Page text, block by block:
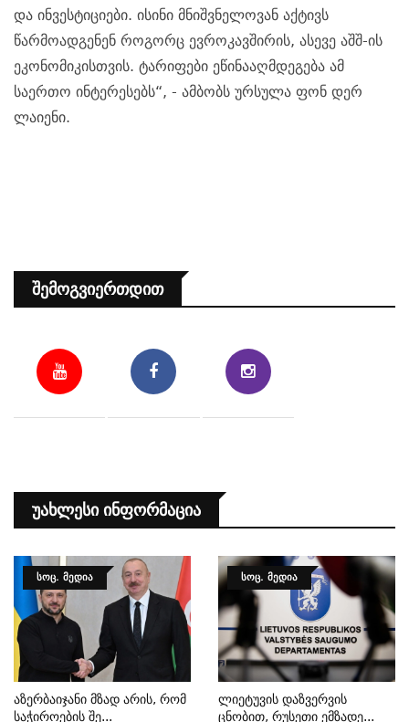
და ინვესტიციები. ისინი მნიშვნელოვან აქტივს
წარმოადგენენ როგორც ევროკავშირის, ასევე აშშ-ის
ეკონომიკისთვის. ტარიფები ეწინააღმდეგება ამ
საერთო ინტერესებს“, - ამბობს ურსულა ფონ დერ
ლაიენი.
Შემოგვიერთდით
Უახლესი Ინფორმაცია
ᲡᲝᲪ. ᲛᲔᲓᲘᲐ
Აზერბაიჯანი Მზად Არის, Რომ
Საჭიროების Შე...
ᲡᲝᲪ. ᲛᲔᲓᲘᲐ
Ლიეტუვის Დაზვერვის
Ცნობით, Რუსეთი Ემზადე...